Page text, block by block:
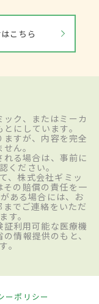
こちら
ク、またはミーカ
にしています。
すが、内容を完全
ん。
る場合は、事前に
ください。
、株式会社ギミッ
の賠償の責任を一
ある場合には、お
でご連絡をいただ
す。
利用可能な医療機
情報提供のもと、
。
ーポリシー